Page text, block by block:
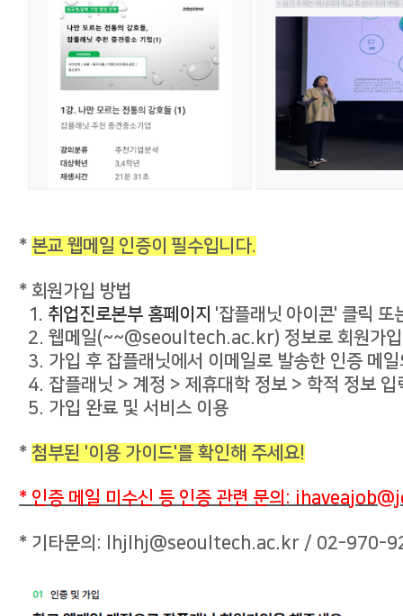
* 본교 웹메일 인증이 필수입니다.
* 회원가입 방법
1. 취업진로본부 홈페이지 '잡플래닛 아이콘' 클릭 또
2. 웹메일(~~@seoultech.ac.kr) 정보로 회원가
3. 가입 후 잡플래닛에서 이메일로 발송한 인증 메
4. 잡플래닛 > 계정 > 제휴대학 정보 > 학적 정보 입
5. 가입 완료 및 서비스 이용
* 첨부된 '이용 가이드'를 확인해 주세요!
* 인증 메일 미수신 등 인증 관련 문의:
* 기타문의: lhjlhj@seoultech.ac.kr / 02-970-